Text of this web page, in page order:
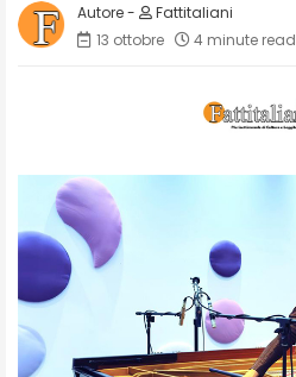
Fattitaliani
13 ottobre
4 minute read